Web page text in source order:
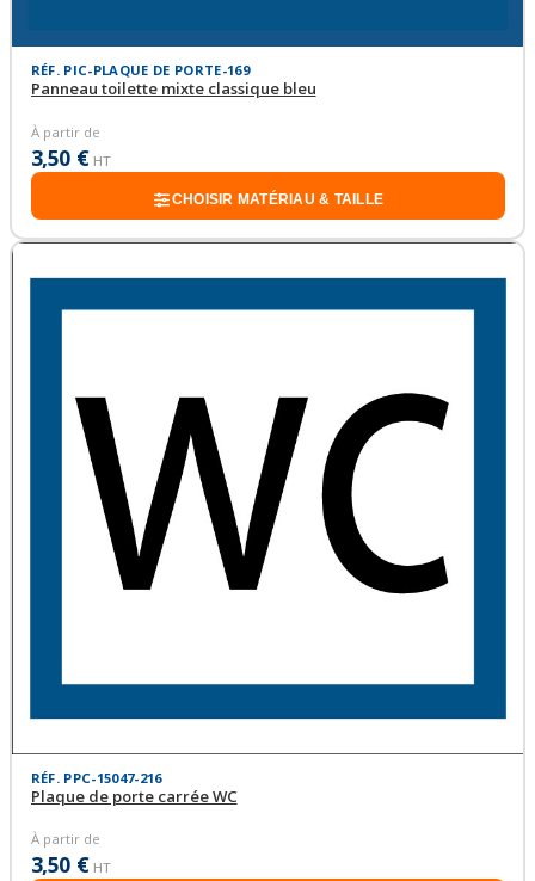
RÉF. PIC-PLAQUE DE PORTE-169
Panneau toilette mixte classique bleu
À partir de
3,50 € HT
CHOISIR MATÉRIAU & TAILLE
RÉF. PPC-15047-216
Plaque de porte carrée WC
À partir de
3,50 € HT